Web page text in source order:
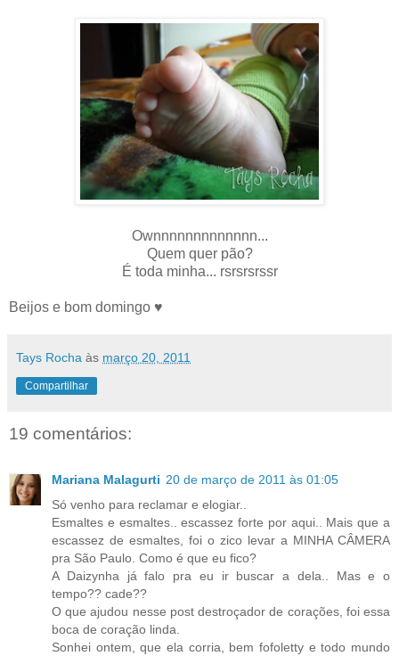
Ownnnnnnnnnnnnn...
Quem quer pão?
É toda minha... rsrsrsrssr
Beijos e bom domingo ♥
Tays Rocha às março 20, 2011
Compartilhar
19 comentários:
Mariana Malagurti 20 de março de 2011 às 01:05
Só venho para reclamar e elogiar..
Esmaltes e esmaltes.. escassez forte por aqui.. Mais que a
escassez de esmaltes, foi o zico levar a MINHA CÂMERA
pra São Paulo. Como é que eu fico?
A Daizynha já falo pra eu ir buscar a dela.. Mas e o
tempo?? cade??
O que ajudou nesse post destroçador de corações, foi essa
boca de coração linda.
Sonhei ontem, que ela corria, bem fofoletty e todo mundo